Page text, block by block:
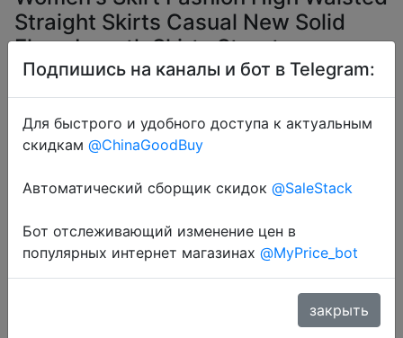
Straight Skirts Casual New Solid
Floor-Length Skirts Streetwear
$17.24
Промокод:"OYMIMI888888"
Перейти в магазин
Подпишись на каналы и бот в Telegram:
Для быстрого и удобного доступа к актуальным
скидкам @ChinaGoodBuy
Автоматический сборщик скидок @SaleStack
Бот отслеживающий изменение цен в
популярных интернет магазинах @MyPrice_bot
закрыть